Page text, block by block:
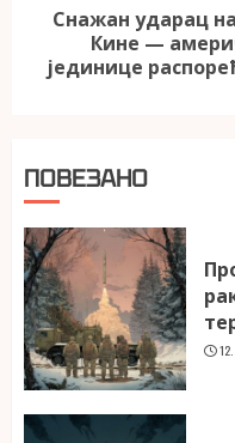
Next
post:
Снажан ударац
Кине —
јединице
ПОВЕЗАНО